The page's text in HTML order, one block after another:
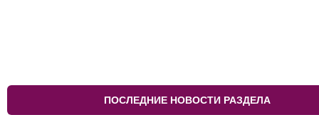
ПОСЛЕДНИЕ НОВОСТИ РАЗДЕЛА